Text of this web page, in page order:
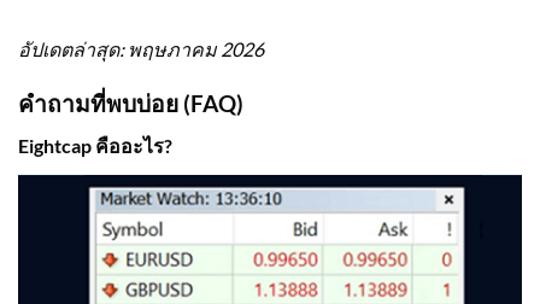
อัปเดตล่าสุด: พฤษภาคม 2026
คำถามที่พบบ่อย (FAQ)
Eightcap คืออะไร?